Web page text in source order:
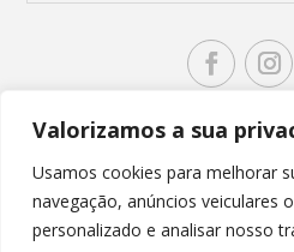
Valorizamos a sua
Usamos cookies para melhorar
navegação, anúncios veiculares
personalizado e analisar nosso